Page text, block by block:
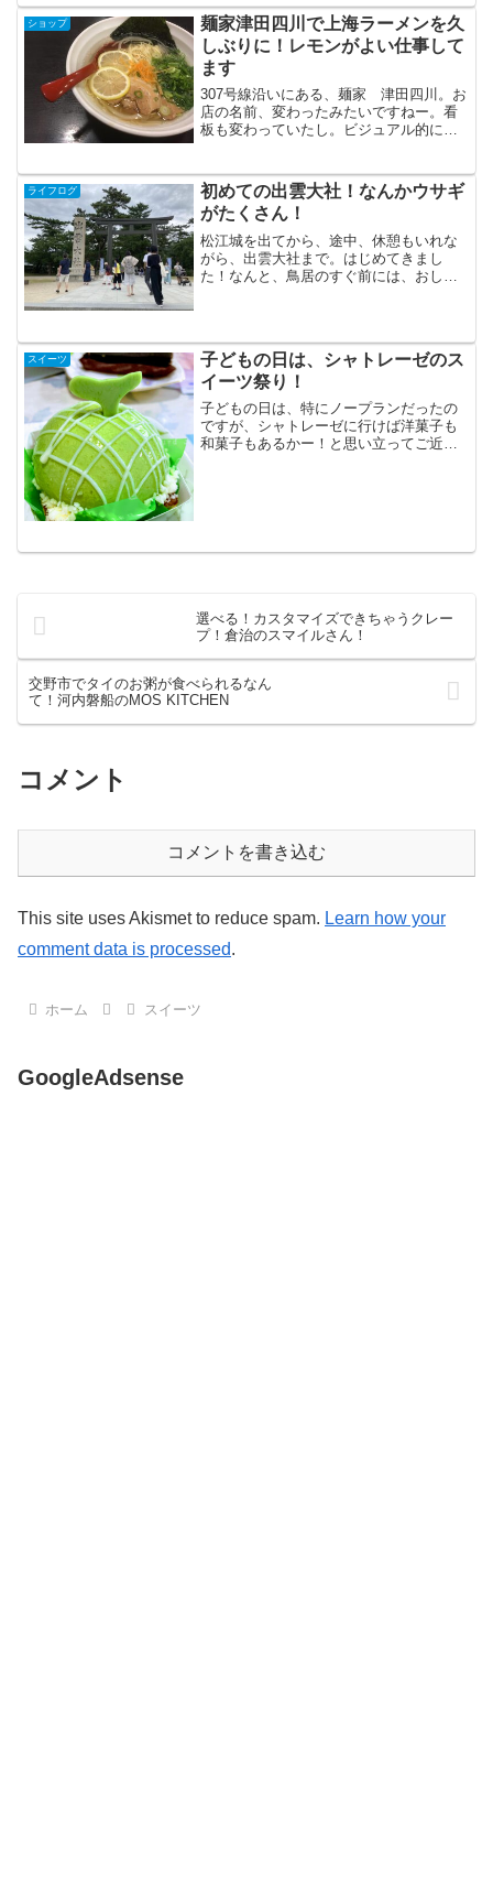
ントなのかな？開催期間...
ショップ
麺家津田四川で上海ラーメンを久
しぶりに！レモンがよい仕事して
ます
307号線沿いにある、麺家 津田四川。お
店の名前、変わったみたいですねー。看
板も変わっていたし。ビジュアル的に
し、面は細麺で、とても好きなタイプの
ラーメンです。昔は、よ...
ライフログ
初めての出雲大社！なんかウサギ
がたくさん！
松江城を出てから、途中、休憩もいれな
がら、出雲大社まで。はじめてきまし
た！なんと、鳥居のすぐ前には、おしゃ
像がたくさんありました。め...
スイーツ
子どもの日は、シャトレーゼのス
イーツ祭り！
子どもの日は、特にノープランだったの
ですが、シャトレーゼに行けば洋菓子も
和菓子もあるかー！と思い立ってご近所
選べる！カスタマイズできちゃうクレー
プ！倉治のスマイルさん！
交野市でタイのお粥が食べられるなん
て！河内磐船のMOS KITCHEN
コメント
コメントを書き込む
This site uses Akismet to reduce spam. Learn how your
comment data is processed.
ホーム スイーツ
GoogleAdsense